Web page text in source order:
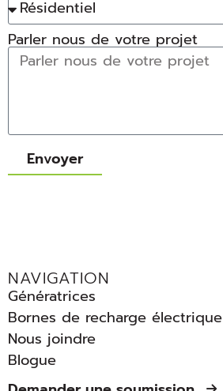
Parler nous de votre projet
Envoyer
NAVIGATION
Génératrices
Bornes de recharge électrique
Nous joindre
Blogue